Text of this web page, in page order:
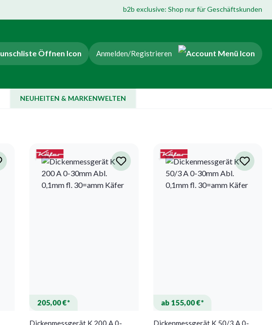
b2b exclusive: Shop nur für Geschäftskunden
Anmelden/Registrieren
NEUHEITEN & MARKENWELTEN
205,00 €*
Dickenmessgerät K 200 A 0-
ab 155,00 €*
Dickenmessgerät K 50/3 A 0-